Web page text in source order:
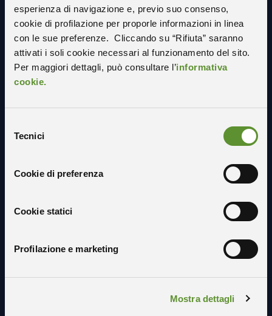
esperienza di navigazione e, previo suo consenso,
cookie di profilazione per proporle informazioni in linea
con le sue preferenze. Cliccando su “Rifiuta” saranno
attivati i soli cookie necessari al funzionamento del sito.
Per maggiori dettagli, può consultare l’informativa
cookie.
delTecnici
Cookie di preferenza
Cookie statici
Profilazione e marketing
Mostra dettagli